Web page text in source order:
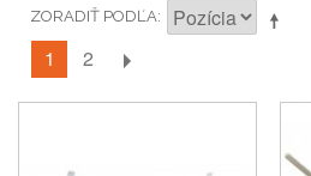
ZORADIŤ PODĽA
1 2